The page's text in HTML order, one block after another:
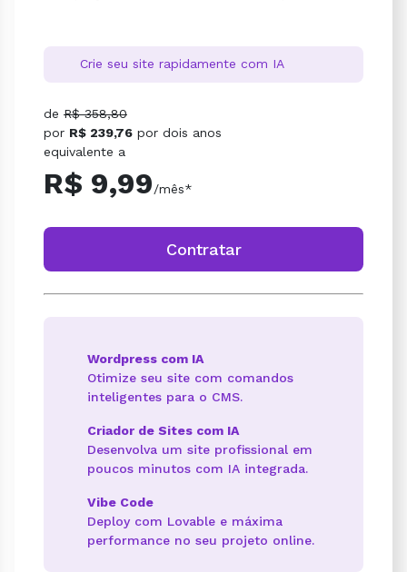
Crie seu site rapidamente com IA
de R$ 358,80
por R$ 239,76 por dois anos
equivalente a
R$ 9,99/mês*
Contratar
Wordpress com IA
Otimize seu site com comandos
inteligentes para o CMS.
Criador de Sites com IA
Desenvolva um site profissional em
poucos minutos com IA integrada.
Vibe Code
Deploy com Lovable e máxima
performance no seu projeto online.